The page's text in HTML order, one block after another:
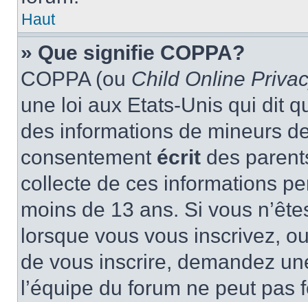
Haut
» Que signifie COPPA?
COPPA (ou Child Online
une loi aux Etats-Unis qui dit
des informations de mineurs
consentement écrit des
collecte de ces informations
moins de 13 ans. Si vous
lorsque vous vous inscrivez,
de vous inscrire, demandez
l’équipe du forum ne peut